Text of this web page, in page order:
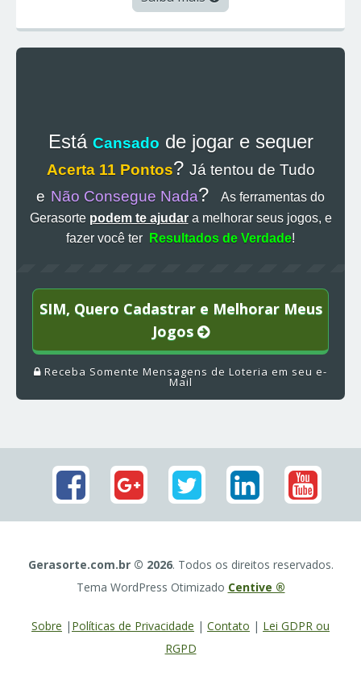
Está Cansado de jogar e sequer
Acerta 11 Pontos? Já tentou de Tudo
e Não Consegue Nada?
As ferramentas do
Gerasorte podem te ajudara melhorar seus jogos, e
fazer você ter
Resultados de Verdade!
SIM, Quero Cadastrar e Melhorar Meus
Jogos
Receba Somente Mensagens de Loteria em seu e-
Mail
Gerasorte.com.br © 2026. Todos os direitos reservados.
Tema WordPress Otimizado Centive ®
Sobre | Políticas de Privacidade | Contato | Lei GDPR ou
RGPD